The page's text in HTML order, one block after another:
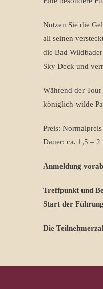
Nutzen Sie die
all seinen
die Bad
Sky Deck und
Während der
königlich-wilde
Preis:
Dauer: ca. 1,5 – 2
Anmeldung
Treffpunkt und
Start der
Die